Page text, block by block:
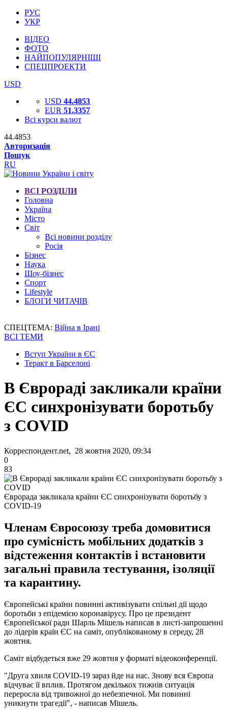
РУС
УКР
ВІДЕО
ФОТО
НАЙПОПУЛЯРНІШІ
СПЕЦПРОЕКТИ
USD
USD 44.4853
EUR 51.3357
Всі курси валют
44.4853
Авторизація
Пошук
RU
ВСІ РОЗДІЛИ
Головна
Україна
Місто
Світ
Всі новини розділу
Росія
Бізнес
Наука
Шоу-бізнес
Спорт
Lifestyle
БЛОГИ ЧИТАЧІВ
СПЕЦТЕМА: Війна в Ірані
ВСІ ТЕМИ
Вступ України в ЄС
Теракт в Барселоні
В Єврораді закликали країни
ЄС синхронізувати боротьбу
з COVID
Корреспондент.net, 28 жовтня 2020, 09:34
0
83
Єврорада закликала країни ЄС синхронізувати боротьбу з
COVID-19
Членам Євросоюзу треба домовитися
про сумісність мобільних додатків з
відстеження контактів і встановити
загальні правила тестування, ізоляції
та карантину.
Європейські країни повинні активізувати спільні дії щодо
боротьби з епідемією коронавірусу. Про це президент
Європейської ради Шарль Мішель написав в листі-запрошенні
до лідерів країн ЄС на саміт, опублікованому в середу, 28
жовтня.
Саміт відбудеться вже 29 жовтня у форматі відеоконференції.
"Друга хвиля COVID-19 зараз йде на нас. Знову вся Європа
відчуває її вплив. Протягом декількох тижнів ситуація
переросла від тривожної до небезпечної. Ми повинні
уникнути трагедії", - написав Мішель.